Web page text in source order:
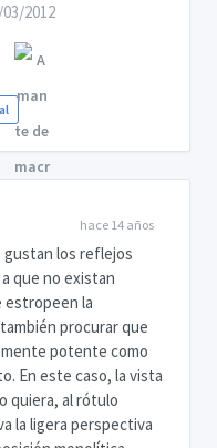
2012
hace 14 años
gustan los reflejos
que no existan
estropeen la
procurar que
potente como
En este caso, la vista
quiera, al rótulo
la ligera perspectiva